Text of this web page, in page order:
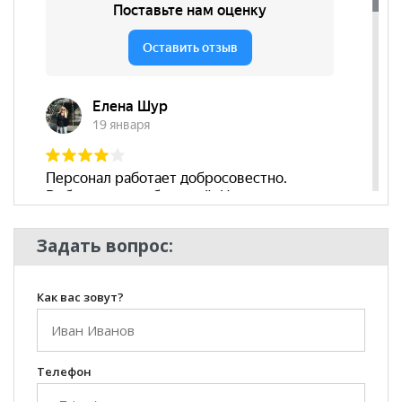
Съёмный чехол
нет
да
Стиль
Современный
Комната
Задать вопрос:
Как вас зовут?
Телефон